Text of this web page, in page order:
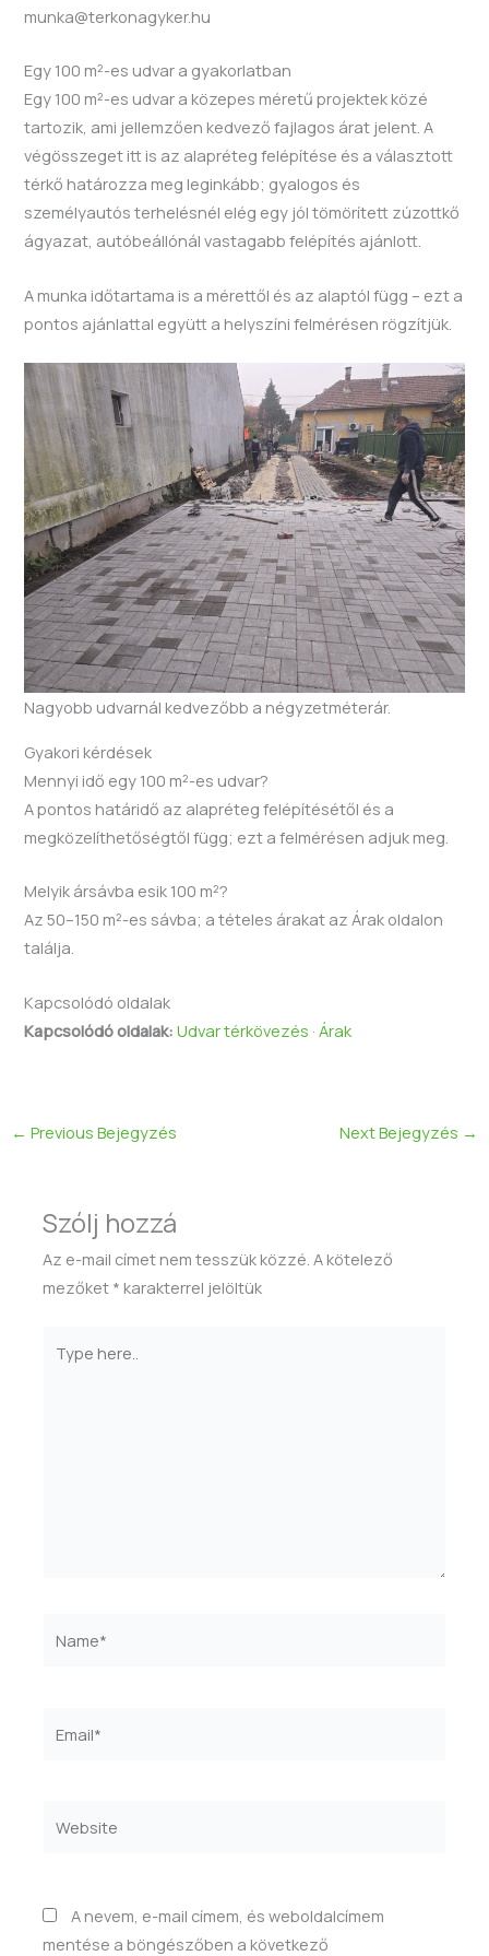
munka@terkonagyker.hu
Egy 100 m²-es udvar a gyakorlatban
Egy 100 m²-es udvar a közepes méretű projektek közé
tartozik, ami jellemzően kedvező fajlagos árat jelent. A
végösszeget itt is az alapréteg felépítése és a választott
térkő határozza meg leginkább; gyalogos és
személyautós terhelésnél elég egy jól tömörített zúzottkő
ágyazat, autóbeállónál vastagabb felépítés ajánlott.
A munka időtartama is a mérettől és az alaptól függ – ezt a
pontos ajánlattal együtt a helyszíni felmérésen rögzítjük.
Nagyobb udvarnál kedvezőbb a négyzetméterár.
Gyakori kérdések
Mennyi idő egy 100 m²-es udvar?
A pontos határidő az alapréteg felépítésétől és a
megközelíthetőségtől függ; ezt a felmérésen adjuk meg.
Melyik ársávba esik 100 m²?
Az 50–150 m²-es sávba; a tételes árakat az Árak oldalon
találja.
Kapcsolódó oldalak
Kapcsolódó oldalak: Udvar térkövezés ·Árak
← Previous Bejegyzés Next Bejegyzés →
Szólj hozzá
Az e-mail címet nem tesszük közzé. A kötelező
mezőket * karakterrel jelöltük
here..
A nevem, e-mail címem, és weboldalcímem
mentése a böngészőben a következő